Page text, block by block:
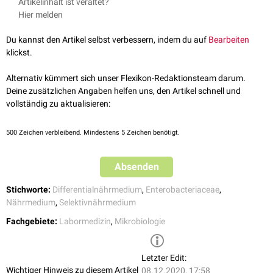
10 gLaktose
3,5 g Dikaliumhydrogenphosphat
0,5 gFuchsin
leicht pink.
grampositiven
freigesetzt wird. Dieses färbt die
Kolonien
von Laktose-fermentierenden
Bakterien dunkelrosa bis rötlich-violett. Bei
Die Kolonien schimmern dadurch zusätzlich metallisch-grün.
Artikelinhalt ist veraltet?
Hier melden
Du kannst den Artikel selbst verbessern, indem du auf Bearbeiten
klickst.
Alternativ kümmert sich unser Flexikon-Redaktionsteam darum.
Deine zusätzlichen Angaben helfen uns, den Artikel schnell und
vollständig zu aktualisieren:
500 Zeichen verbleibend. Mindestens 5 Zeichen benötigt.
Absenden
Stichworte: Differentialnährmedium, Enterobacteriaceae,
Nährmedium, Selektivnährmedium
Fachgebiete: Labormedizin, Mikrobiologie
Wichtiger Hinweis zu diesem Artikel
Letzter Edit:
08.12.2020, 17:58